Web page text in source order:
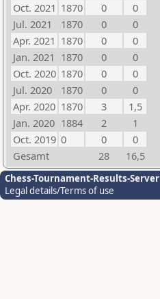
Oct. 2021 1870 0
0
Jul. 2021
1870 0
0
Apr. 2021 1870 0
0
Jan. 2021 1870 0
0
Oct. 2020 1870 0
0
Jul. 2020
1870 0
0
Apr. 2020 1870 3
1,5
Jan. 2020 1884 2
1
Oct. 2019 0 0
0
Gesamt
28 16,5
Chess-Tournament-Results-Server
Legal details/Terms of use